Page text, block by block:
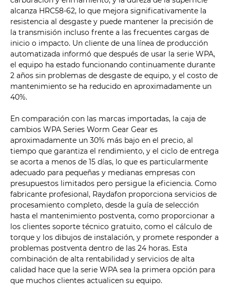
alcanza HRC58-62, lo que mejora significativamente la
resistencia al desgaste y puede mantener la precisión de
la transmisión incluso frente a las frecuentes cargas de
inicio o impacto. Un cliente de una línea de producción
automatizada informó que después de usar la serie WPA,
el equipo ha estado funcionando continuamente durante
2 años sin problemas de desgaste de equipo, y el costo de
mantenimiento se ha reducido en aproximadamente un
40%.
En comparación con las marcas importadas, la caja de
cambios WPA Series Worm Gear Gear es
aproximadamente un 30% más bajo en el precio, al
tiempo que garantiza el rendimiento, y el ciclo de entrega
se acorta a menos de 15 días, lo que es particularmente
adecuado para pequeñas y medianas empresas con
presupuestos limitados pero persigue la eficiencia. Como
fabricante profesional, Raydafon proporciona servicios de
procesamiento completo, desde la guía de selección
hasta el mantenimiento postventa, como proporcionar a
los clientes soporte técnico gratuito, como el cálculo de
torque y los dibujos de instalación, y promete responder a
problemas postventa dentro de las 24 horas. Esta
combinación de alta rentabilidad y servicios de alta
calidad hace que la serie WPA sea la primera opción para
que muchos clientes actualicen su equipo.